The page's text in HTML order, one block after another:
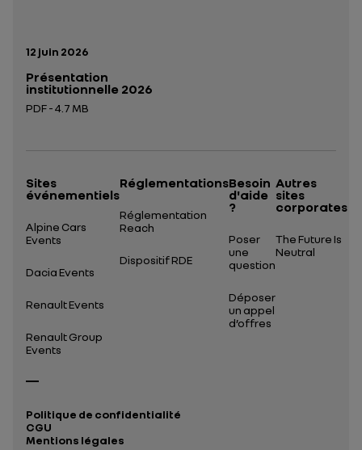
Date de publication:
12 juin 2026
Présentation
institutionnelle 2026
PDF - 4.7 MB
Sites
événementiels
Alpine Cars
Events
Dacia Events
Renault Events
Renault Group
Events
Réglementations
Réglementation
Reach
Dispositif RDE
Besoin
d'aide
?
Poser
une
question
Déposer
un appel
d’offres
Autres
sites
corporates
The Future Is
Neutral
Politique de confidentialité
CGU
Mentions légales